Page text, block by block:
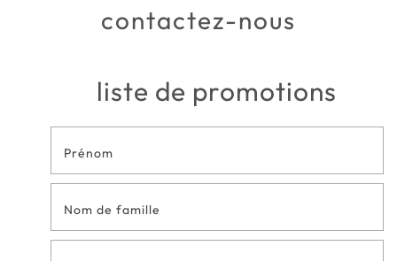
contactez-nous
liste de promotions
Formulaire
de contact
en bas de
page